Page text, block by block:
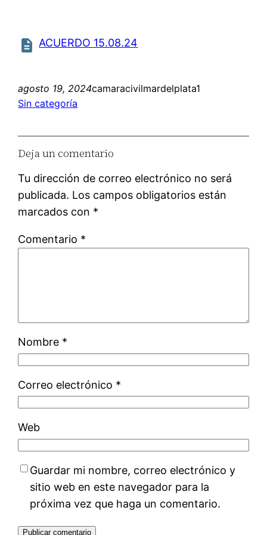
ACUERDO 15.08.24
agosto 19, 2024camaracivilmardelplata1
Sin categoría
Deja un comentario
Tu dirección de correo electrónico no será
publicada. Los campos obligatorios están
marcados con *
Comentario *
Nombre *
Correo electrónico *
Web
Guardar mi nombre, correo electrónico y
sitio web en este navegador para la
próxima vez que haga un comentario.